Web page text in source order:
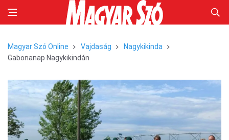
Magyar Szó Online Vajdaság
Nagykikinda
Gabonanap Nagykikindán